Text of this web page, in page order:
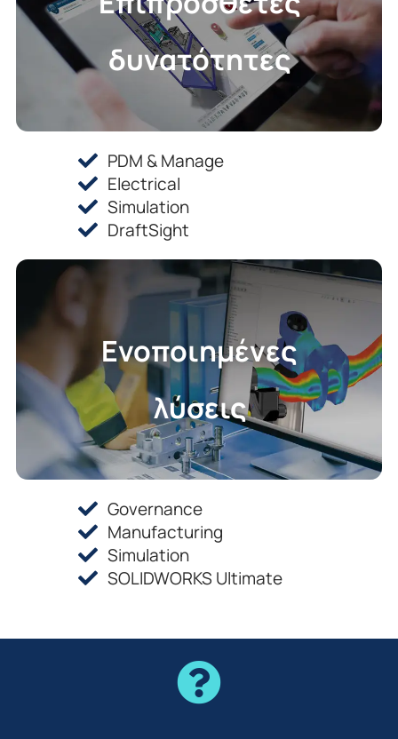
δυνατότητες
PDM & Manage
Electrical
Simulation
DraftSight
Ενοποιημένες
λύσεις
Governance
Manufacturing
Simulation
SOLIDWORKS Ultimate